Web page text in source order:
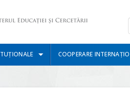
COOPERARE